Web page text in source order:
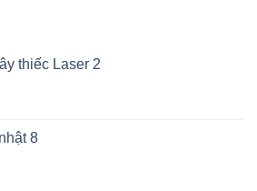
thiếc Laser 2
8